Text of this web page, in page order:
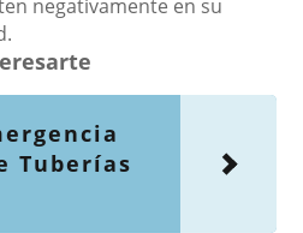
negativamente en su
Tuberías